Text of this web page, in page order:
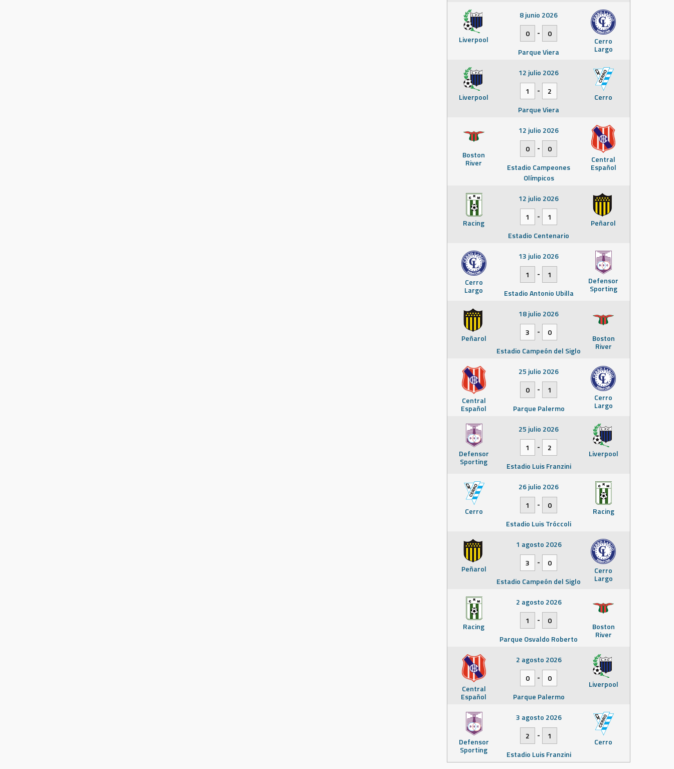
Liverpool Cerro
Largo
8 junio 2026
0
-
0
Parque Viera
Liverpool Cerro
12 julio 2026
1
-
2
Parque Viera
Boston
River Central
Español
12 julio 2026
0
-
0
Estadio Campeones
Olímpicos
Racing Peñarol
12 julio 2026
1
-
1
Estadio Centenario
Cerro
Largo
Defensor
Sporting
13 julio 2026
1
-
1
Estadio Antonio Ubilla
Peñarol Boston
River
18 julio 2026
3
-
0
Estadio Campeón del Siglo
Central
Español
Cerro
Largo
25 julio 2026
0
-
1
Parque Palermo
Defensor
Sporting
Liverpool
25 julio 2026
1
-
2
Estadio Luis Franzini
Cerro Racing
26 julio 2026
1
-
0
Estadio Luis Tróccoli
Peñarol Cerro
Largo
1 agosto 2026
3
-
0
Estadio Campeón del Siglo
Racing Boston
River
2 agosto 2026
1
-
0
Parque Osvaldo Roberto
Central
Español
Liverpool
2 agosto 2026
0
-
0
Parque Palermo
Defensor
Sporting
Cerro
3 agosto 2026
2
-
1
Estadio Luis Franzini